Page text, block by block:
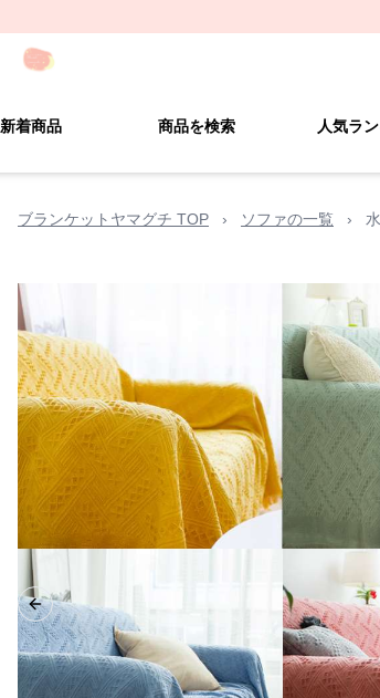
新着商品 商品を検索 人気ラ
ブランケットヤマグチ TOP › ソファの一覧 ›
Previous slide